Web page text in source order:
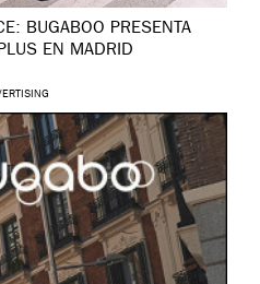
BUGABOO PRESENTA
EN MADRID